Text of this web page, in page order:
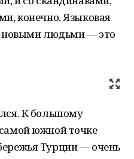
конечно. Языковая
новыми людьми — это
К большому
южной точке
Турции — очень